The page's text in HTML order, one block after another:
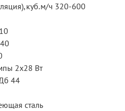
ч 320-600
2x28 Вт
44
сталь